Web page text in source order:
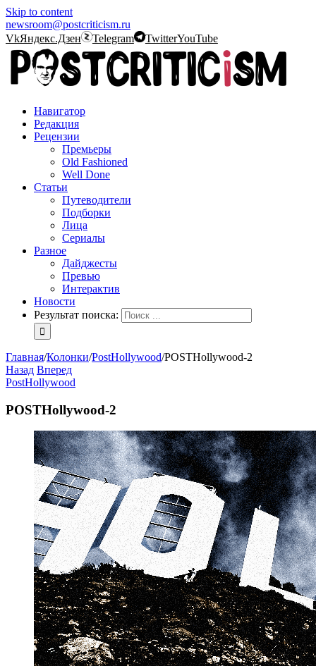
Skip to content
newsroom@postcriticism.ru
VkЯндекс.Дзен Telegram TwitterYouTube
Навигатор
Редакция
Рецензии
Премьеры
Old Fashioned
Well Done
Статьи
Путеводители
Подборки
Лица
Сериалы
Разное
Дайджесты
Превью
Интерактив
Новости
Результат поиска:
Главная/Колонки/PostHollywood/POSTHollywood-2
Назад Вперед
PostHollywood
POSTHollywood-2